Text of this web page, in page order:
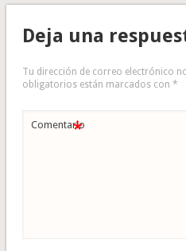
Deja una
Tu dirección de correo electrónico
obligatorios están marcados con *
Comentario
*